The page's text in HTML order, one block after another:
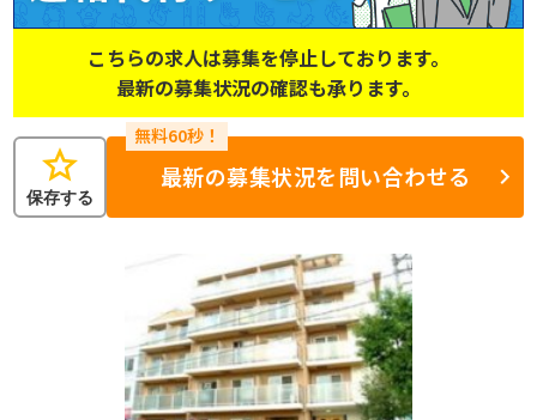
こちらの求人は募集を停止しております。
最新の募集状況の確認も承ります。
star
保存する
最新の募集状況を問い合わせる